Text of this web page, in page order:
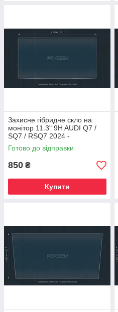
Захисне гібридне скло на
монітор 11.3" 9H AUDI Q7 /
SQ7 / RSQ7 2024 -
Готово до відправки
850 ₴
Купити